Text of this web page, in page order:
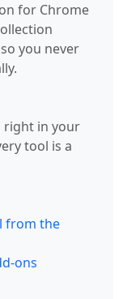
for Chrome
you never
right in your
tool is a
from the
ons